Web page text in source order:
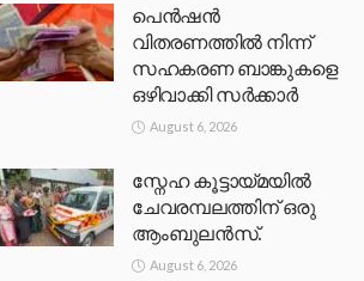
പെൻഷൻ
വിതരണത്തിൽ നിന്ന്
സഹകരണ ബാങ്കുകളെ
ഒഴിവാക്കി സർക്കാർ
August 6, 2026
സ്നേഹ കൂട്ടായ്മയിൽ
ചേവരമ്പലത്തിന് ഒരു
ആംബുലൻസ്.
August 6, 2026